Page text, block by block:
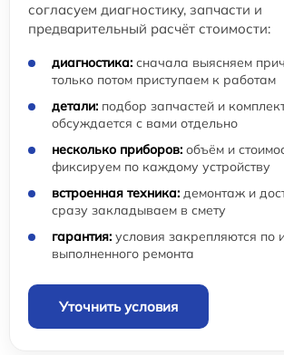
согласуем диагностику, запчасти и
предварительный расчёт стоимости:
диагностика: сначала выясняем
только потом приступаем к работам
детали: подбор запчастей и
обсуждается с вами отдельно
несколько приборов: объём и
фиксируем по каждому устройству
встроенная техника: демонтаж и
сразу закладываем в смету
гарантия: условия закрепляются по
выполненного ремонта
Уточнить условия